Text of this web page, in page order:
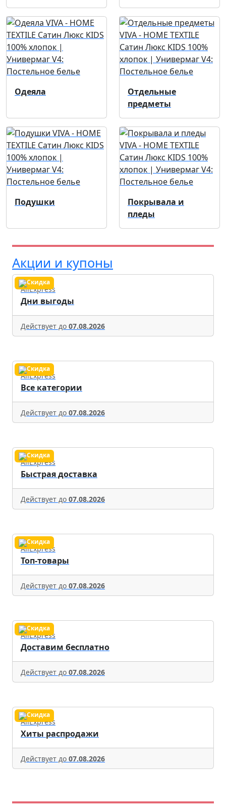
Одеяла
Отдельные
предметы
Подушки
Покрывала и
пледы
Акции и купоны
AliExpress
Дни выгоды
Действует до 07.08.2026
AliExpress
Все категории
Действует до 07.08.2026
AliExpress
Быстрая доставка
Действует до 07.08.2026
AliExpress
Топ-товары
Действует до 07.08.2026
AliExpress
Доставим бесплатно
Действует до 07.08.2026
AliExpress
Хиты распродажи
Действует до 07.08.2026